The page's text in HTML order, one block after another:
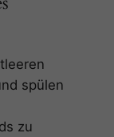
spülen
zu